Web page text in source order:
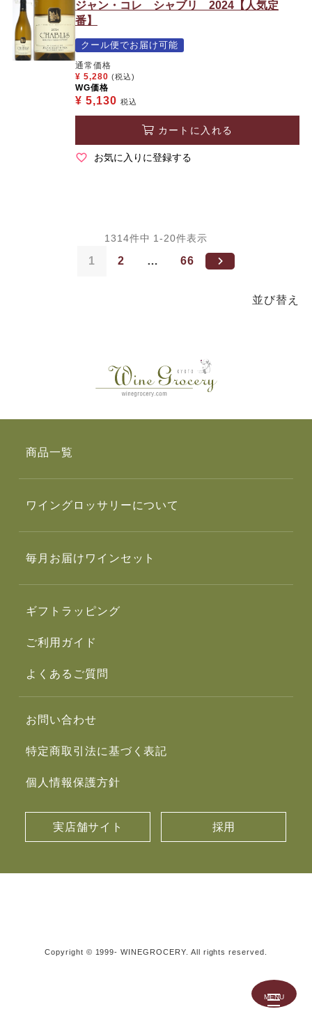
ジャン・コレ シャブリ 2024【人気定
番】
クール便でお届け可能
通常価格
¥ 5,280 (税込)
WG価格
¥ 5,130 税込
カートに入れる
お気に入りに登録する
並び替え
1314件中 1-20件表示
1 2 … 66
商品一覧
ワイングロッサリーについて
毎月お届けワインセット
ギフトラッピング
ご利用ガイド
よくあるご質問
お問い合わせ
特定商取引法に基づく表記
個人情報保護方針
実店舗サイト 採用
Copyright © 1999- WINEGROCERY. All rights reserved.